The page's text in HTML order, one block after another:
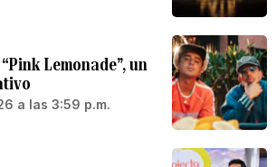
Lemonade”, un
a las 3:59 p.m.